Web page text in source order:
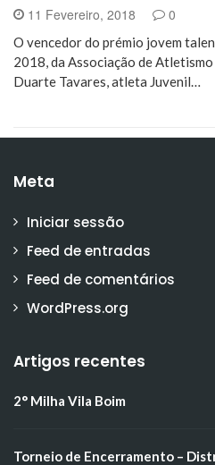
11 Fevereiro, 2018 0
O vencedor do prémio jovem
2018, da Associação de
Duarte Tavares, atleta Juvenil…
Meta
Iniciar sessão
Feed de entradas
Feed de comentários
WordPress.org
Artigos recentes
2° Milha Vila Boim
Torneio de Encerramento –